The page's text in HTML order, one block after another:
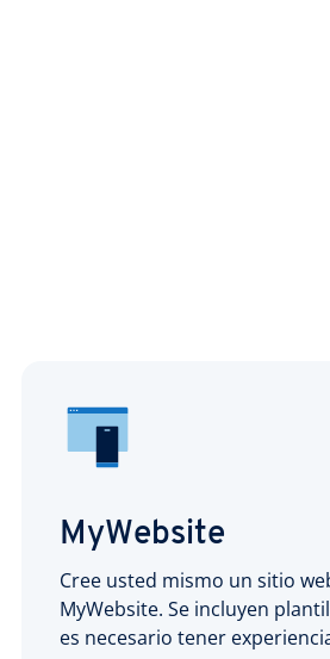
MyWebsite
Cree usted mismo un sitio
MyWebsite. Se incluyen
es necesario tener